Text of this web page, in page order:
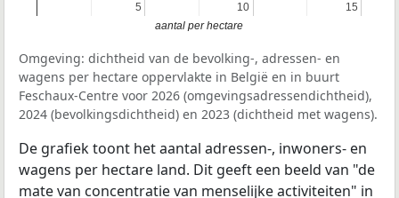
5
5 10
10 15
15
aantal per hectare
Omgeving: dichtheid van de bevolking-, adressen- en
wagens per hectare oppervlakte in België en in buurt
Feschaux-Centre voor 2026 (omgevingsadressendichtheid),
2024 (bevolkingsdichtheid) en 2023 (dichtheid met wagens).
De grafiek toont het aantal adressen-, inwoners- en
wagens per hectare land. Dit geeft een beeld van "de
mate van concentratie van menselijke activiteiten" in